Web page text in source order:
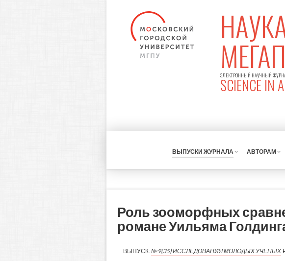
ЭЛЕКТРОННЫЙ НАУЧНЫЙ
SCIENCE IN
ВЫПУСКИ ЖУРНАЛА АВТОРАМ
Роль зооморфных
романе Уильяма
ВЫПУСК:№9(35) ИССЛЕДОВАНИЯ МОЛОДЫХ УЧЁНЫХ